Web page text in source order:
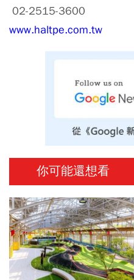
02-2515-3600
www.haltpe.com.tw
你可能還想看